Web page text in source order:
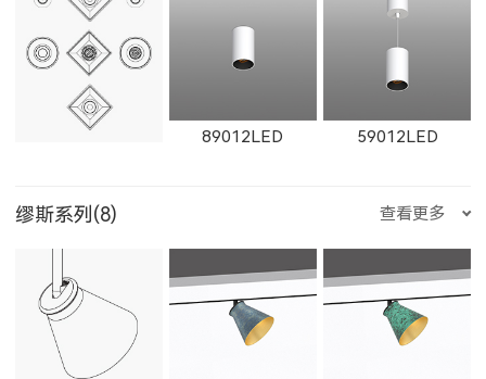
W1616LED W1617LED
W1767LED
51352LED
双子座
1602LED W1602LED 1861LED
W1861LED 1862LED W1862LED
89012LED 59012LED
29012LED 89014LED 59014LED
缪斯系列(8) 查看更多